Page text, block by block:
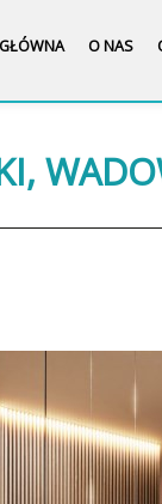
GŁÓWNA O NAS